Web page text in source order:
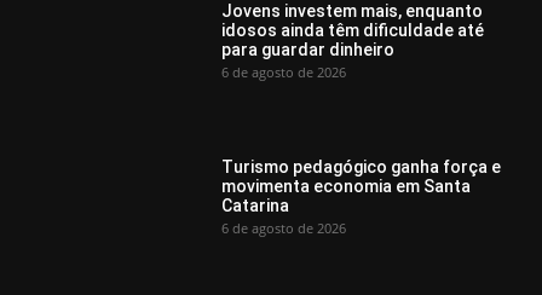
Jovens investem mais, enquanto
idosos ainda têm dificuldade até
para guardar dinheiro
6 de agosto de 2026
Turismo pedagógico ganha força e
movimenta economia em Santa
Catarina
6 de agosto de 2026